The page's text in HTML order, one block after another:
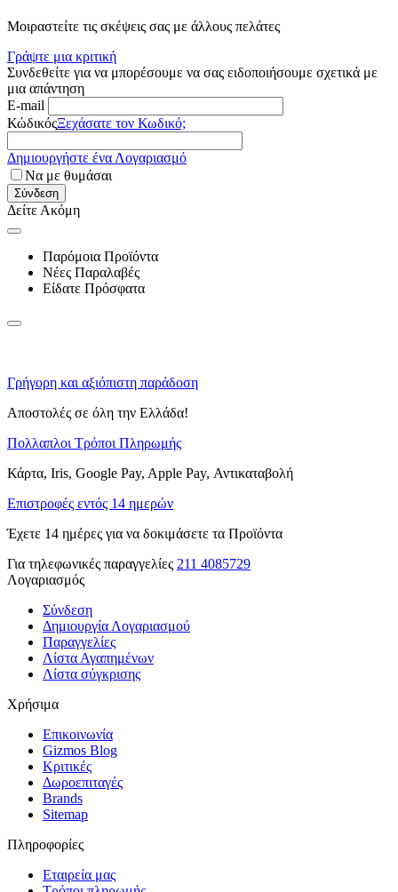
Μοιραστείτε τις σκέψεις σας με άλλους πελάτες
Γράψτε μια κριτική
Συνδεθείτε για να μπορέσουμε να σας ειδοποιήσουμε σχετικά με
μια απάντηση
E-mail
ΚώδικόςΞεχάσατε τον Κωδικό;
Δημιουργήστε ένα Λογαριασμό
Να με θυμάσαι
Σύνδεση
Δείτε Ακόμη
Παρόμοια Προϊόντα
Νέες Παραλαβές
Είδατε Πρόσφατα
Γρήγορη και αξιόπιστη παράδοση
Αποστολές σε όλη την Ελλάδα!
Πολλαπλοι Τρόποι Πληρωμής
Κάρτα, Iris, Google Pay, Apple Pay, Αντικαταβολή
Επιστροφές εντός 14 ημερών
Έχετε 14 ημέρες για να δοκιμάσετε τα Προϊόντα
Για τηλεφωνικές παραγγελίες 211 4085729
Λογαριασμός
Σύνδεση
Δημιουργία Λογαριασμού
Παραγγελίες
Λίστα Αγαπημένων
Λίστα σύγκρισης
Χρήσιμα
Επικοινωνία
Gizmos Blog
Κριτικές
Δωροεπιταγές
Brands
Sitemap
Πληροφορίες
Εταιρεία μας